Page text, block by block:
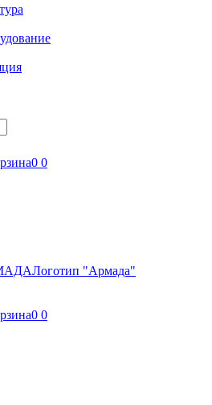
0 0
Логотип "Армада"
0 0